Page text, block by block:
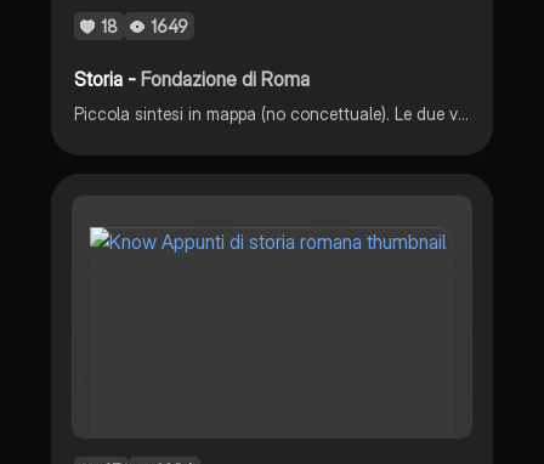
18 1649
Storia -Fondazione di Roma
Piccola sintesi in mappa (no concettuale). Le due versioni sulla fondazione di Roma (storica e leggenda).